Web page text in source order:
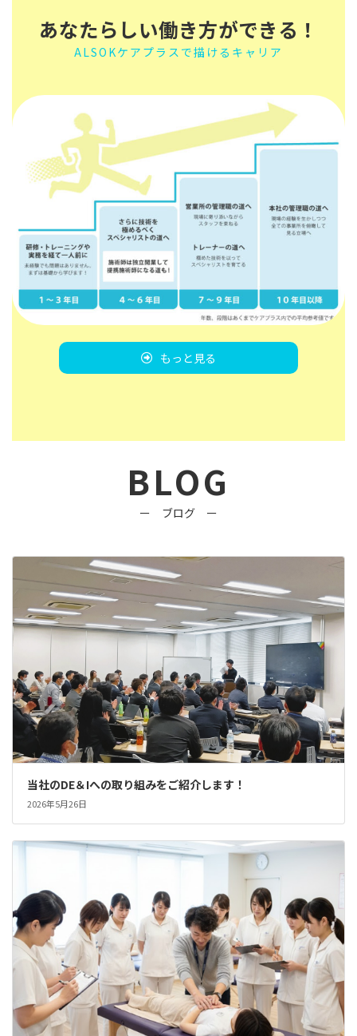
あなたらしい働き方ができる！
ALSOKケアプラスで描けるキャリア
もっと見る
BLOG
ー ブログ ー
当社のDE＆Iへの取り組みをご紹介します！
2026年5月26日